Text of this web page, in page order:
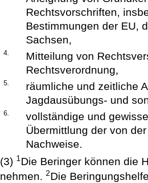
Rechtsvorschriften,
Bestimmungen der EU,
Sachsen,
4.
Mitteilung von
Rechtsverordnung,
5.
räumliche und zeitliche
Jagdausübungs- und
6.
vollständige und
Übermittlung der von
Nachweise.
(3) 1Die Beringer können die
nehmen.2Die